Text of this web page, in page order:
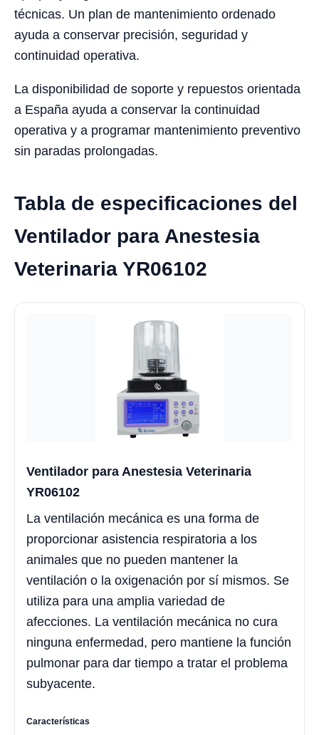
técnicas. Un plan de mantenimiento ordenado
ayuda a conservar precisión, seguridad y
continuidad operativa.
La disponibilidad de soporte y repuestos orientada
a España ayuda a conservar la continuidad
operativa y a programar mantenimiento preventivo
sin paradas prolongadas.
Tabla de especificaciones del
Ventilador para Anestesia
Veterinaria YR06102
Ventilador para Anestesia Veterinaria
YR06102
La ventilación mecánica es una forma de
proporcionar asistencia respiratoria a los
animales que no pueden mantener la
ventilación o la oxigenación por sí mismos. Se
utiliza para una amplia variedad de
afecciones. La ventilación mecánica no cura
ninguna enfermedad, pero mantiene la función
pulmonar para dar tiempo a tratar el problema
subyacente.
Características